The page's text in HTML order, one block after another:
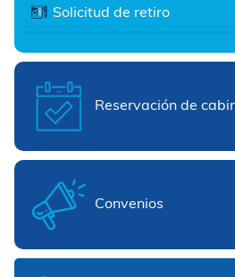
Solicitud de retiro
Reservación de
Convenios